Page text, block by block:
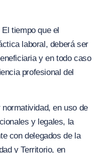
El tiempo que el
laboral, deberá ser
y en todo caso
profesional del
en uso de
y legales, la
con delegados de la
y Territorio, en